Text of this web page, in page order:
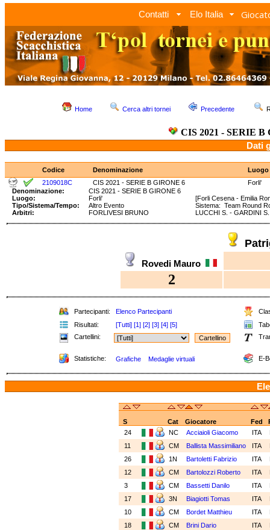
Contatti Elo Italia
Home Cerca altri tornei Precedente
CIS 2021 - SERIE B
Dati
Codice Denominazione
Luogo
2109018C
CIS 2021 - SERIE B GIRONE 6
Forli'
Denominazione:
CIS 2021 - SERIE B GIRONE 6
Luogo:
Forli'
[Forli Cesena - Emilia
Tipo/Sistema/Tempo:
Altro Evento
Sistema: Team Round
Arbitri:
FORLIVESI BRUNO LUCCHI S. - GARDINI S.
Rovedi Mauro
2
Partecipanti: Elenco Partecipanti
Risultati:
[Tutti] [1] [2] [3] [4] [5]
Cartellini:
Statistiche: Grafiche Medaglie virtuali E-
S Cat Giocatore Fed
24
NC Acciaioli Giacomo ITA
11
CM Ballista Massimiliano ITA
26
1N Bartoletti Fabrizio ITA
12
CM Bartolozzi Roberto ITA
3
CM Bassetti Danilo ITA
17
3N Biagiotti Tomas ITA
10
CM Bordet Matthieu ITA
18
CM Brini Dario ITA